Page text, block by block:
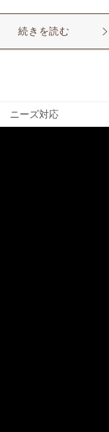
続きを読む
ニーズ対応